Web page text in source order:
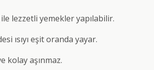
lezzetli yemekler yapılabilir.
ısıyı eşit oranda yayar.
kolay aşınmaz.